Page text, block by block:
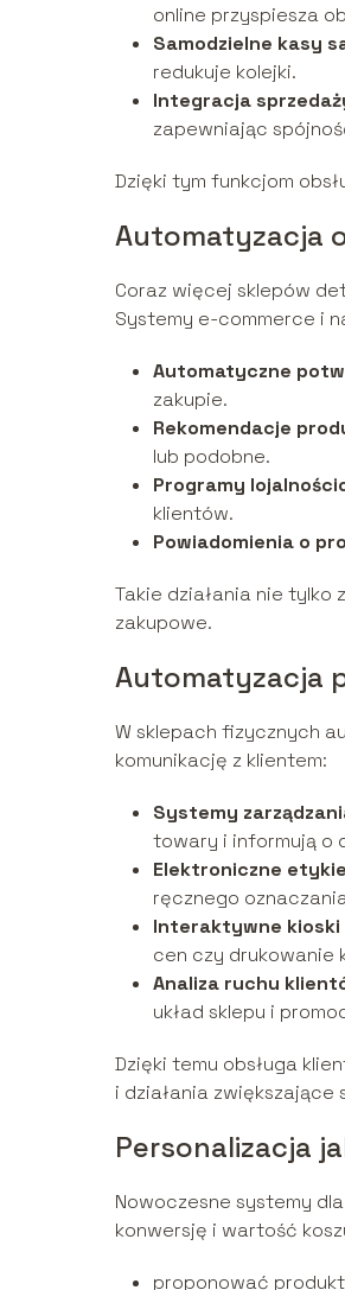
online przyspiesza
Samodzielne kasy
redukuje kolejki.
Integracja
zapewniając
Dzięki tym funkcjom
Automatyzacja
Coraz więcej sklepów
Systemy e-commerce i
Automatyczne
zakupie.
Rekomendacje
lub podobne.
Programy
klientów.
Powiadomienia o
Takie działania nie
zakupowe.
Automatyzacja
W sklepach fizycznych
komunikację z klientem:
Systemy
towary i informują o
Elektroniczne
ręcznego
Interaktywne kioski
cen czy drukowanie
Analiza ruchu
układ sklepu i
Dzięki temu obsługa
i działania zwiększające
Personalizacja
Nowoczesne systemy
konwersję i wartość
proponować